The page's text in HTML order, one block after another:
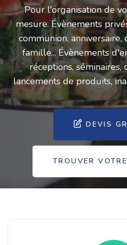
Pour l'organisation de
mesure. Évènements
communion,
famille... Évènements
réceptions, séminaires,
lancements de produits,
DEVIS
TROUVER